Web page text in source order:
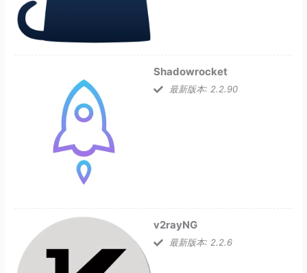
Shadowrocket
最新版本: 2.2.90
v2rayNG
最新版本: 2.2.6